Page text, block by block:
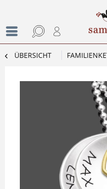
ÜBERSICHT